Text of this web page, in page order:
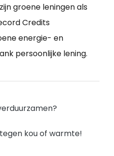
groene leningen als
Credits
energie- en
persoonlijke lening.
kou of warmte!